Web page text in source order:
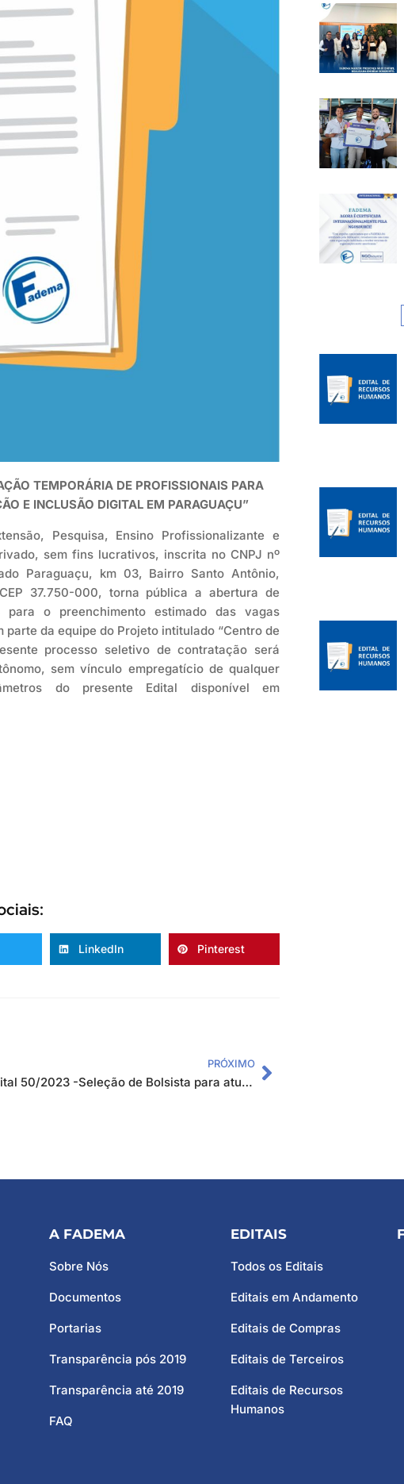
TEMPORÁRIA DE PROFISSIONAIS PARA
E INCLUSÃO DIGITAL EM PARAGUAÇU”
Pesquisa, Ensino Profissionalizante e
sem fins lucrativos, inscrita no CNPJ nº
Paraguaçu, km 03, Bairro Santo Antônio,
37.750-000, torna pública a abertura de
o preenchimento estimado das vagas
da equipe do Projeto intitulado “Centro de
processo seletivo de contratação será
sem vínculo empregatício de qualquer
do presente Edital disponível em
LinkedIn Pinterest
PRÓXIMO
Edital 50/2023 -Seleção de Bolsista para atuar no Projeto “Implantação do Centro de Referência Integrado IFSULDEMINAS/UFLA”
A FADEMA
Sobre Nós
Documentos
Portarias
Transparência pós 2019
Transparência até 2019
FAQ
EDITAIS
Todos os Editais
Editais em Andamento
Editais de Compras
Editais de Terceiros
Editais de Recursos
Humanos